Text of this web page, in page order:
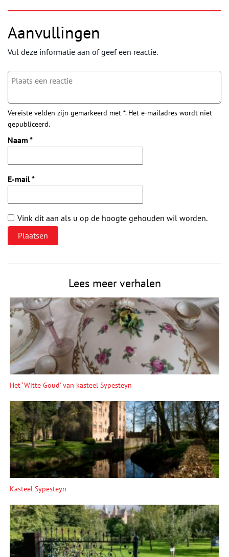
Aanvullingen
Vul deze informatie aan of geef een reactie.
Vereiste velden zijn gemarkeerd met *. Het e-mailadres wordt niet
gepubliceerd.
Naam *
E-mail*
Vink dit aan als u op de hoogte gehouden wil worden.
Lees meer verhalen
Het ‘Witte Goud’ van kasteel Sypesteyn
Kasteel Sypesteyn